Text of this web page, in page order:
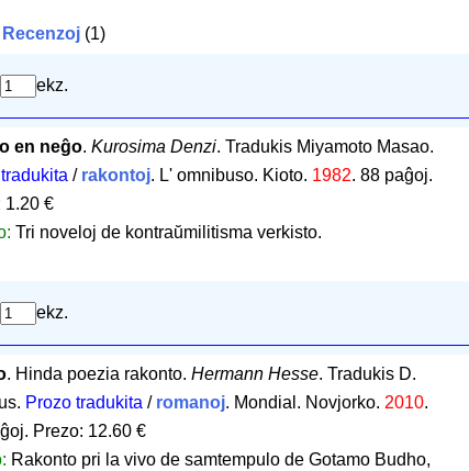
Recenzoj (1)
ekz.
en neĝo. Kurosima Denzi. Tradukis Miyamoto Masao.
/ rakontoj. L' omnibuso. Kioto. 1982. 88 paĝoj.
1.20 €
Tri noveloj de kontraŭmilitisma verkisto.
ekz.
. Hinda poezia rakonto.Hermann Hesse. Tradukis D.
Prozo tradukita / romanoj. Mondial. Novjorko. 2010.
. Prezo: 12.60 €
Rakonto pri la vivo de samtempulo de Gotamo Budho,